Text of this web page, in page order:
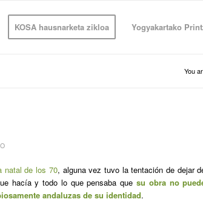
KOSA hausnarketa zikloa Yogyakartako
You
natal de los 70, alguna vez tuvo la tentación de dejar
hacía y todo lo que pensaba que su obra no
andaluzas de su identidad.